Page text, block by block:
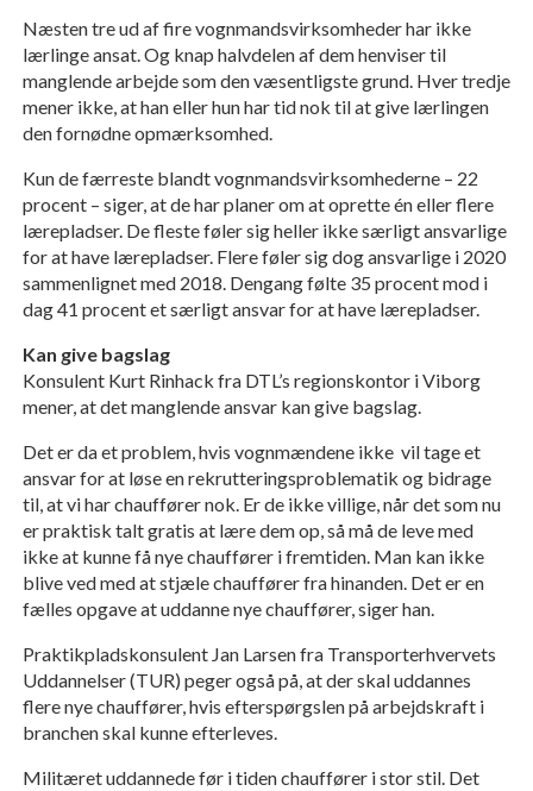
Næsten tre ud af fire vognmandsvirksomheder har ikke
lærlinge ansat. Og knap halvdelen af dem henviser til
manglende arbejde som den væsentligste grund. Hver tredje
mener ikke, at han eller hun har tid nok til at give lærlingen
den fornødne opmærksomhed.
Kun de færreste blandt vognmandsvirksomhederne – 22
procent – siger, at de har planer om at oprette én eller flere
lærepladser. De fleste føler sig heller ikke særligt ansvarlige
for at have lærepladser. Flere føler sig dog ansvarlige i 2020
sammenlignet med 2018. Dengang følte 35 procent mod i
dag 41 procent et særligt ansvar for at have lærepladser.
Kan give bagslag
Konsulent Kurt Rinhack fra DTL’s regionskontor i Viborg
mener, at det manglende ansvar kan give bagslag.
Det er da et problem, hvis vognmændene ikke vil tage et
ansvar for at løse en rekrutteringsproblematik og bidrage
til, at vi har chauffører nok. Er de ikke villige, når det som nu
er praktisk talt gratis at lære dem op, så må de leve med
ikke at kunne få nye chauffører i fremtiden. Man kan ikke
blive ved med at stjæle chauffører fra hinanden. Det er en
fælles opgave at uddanne nye chauffører, siger han.
Praktikpladskonsulent Jan Larsen fra Transporterhvervets
Uddannelser (TUR) peger også på, at der skal uddannes
flere nye chauffører, hvis efterspørgslen på arbejdskraft i
branchen skal kunne efterleves.
Militæret uddannede før i tiden chauffører i stor stil. Det